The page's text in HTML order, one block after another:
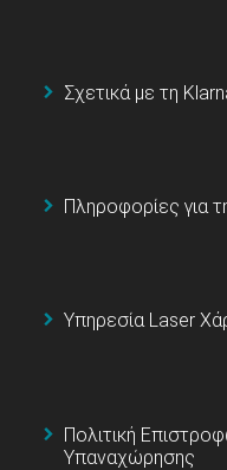
Σχετικά με τη
Πληροφορίες για
Υπηρεσία Laser
Πολιτική
Υπαναχώρησης